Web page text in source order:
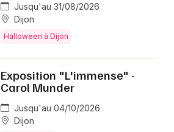
Jusqu'au 31/08/2026
Dijon
Halloween à Dijon
Exposition "L'immense" -
Carol Munder
Jusqu'au 04/10/2026
Dijon